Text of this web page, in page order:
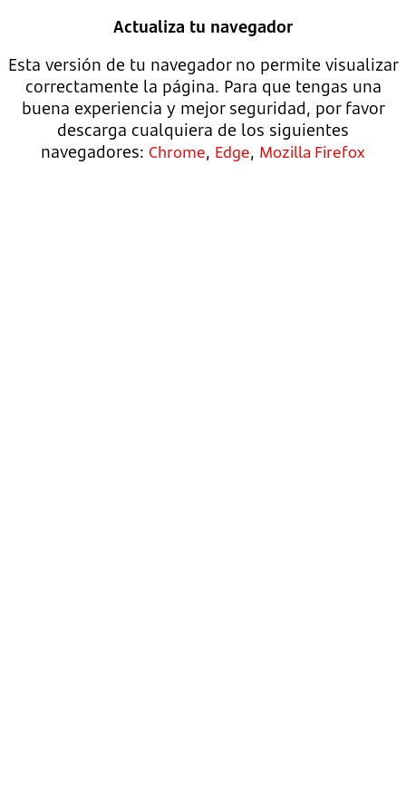
Actualiza tu navegador
Esta versión de tu navegador no permite visualizar
correctamente la página. Para que tengas una
buena experiencia y mejor seguridad, por favor
descarga cualquiera de los siguientes
navegadores: Chrome, Edge, Mozilla Firefox